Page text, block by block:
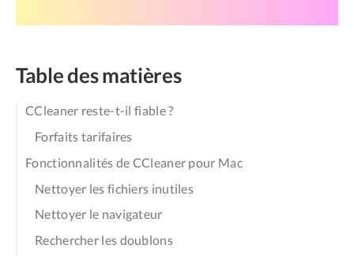
Table des matières
CCleaner reste-t-il fiable ?
Forfaits tarifaires
Fonctionnalités de CCleaner pour Mac
Nettoyer les fichiers inutiles
Nettoyer le navigateur
Rechercher les doublons